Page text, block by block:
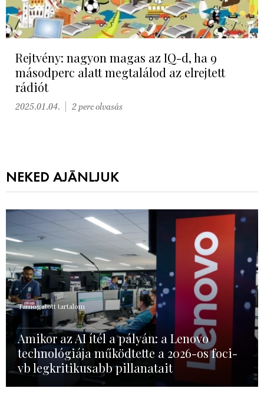
Rejtvény: nagyon magas az IQ-d, ha 9
másodperc alatt megtalálod az elrejtett
rádiót
2025.01.04. 2 perc olvasás
NEKED AJÁNLJUK
Támogatott tartalom
Amikor az AI ítél a pályán: a Lenovo
technológiája működtette a 2026-os foci-
vb legkritikusabb pillanatait